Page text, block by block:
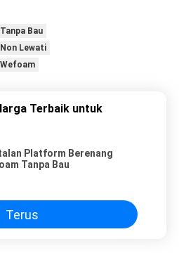
Bau
Lewati
Terbaik untuk
Platform Berenang
Tanpa Bau
Terus